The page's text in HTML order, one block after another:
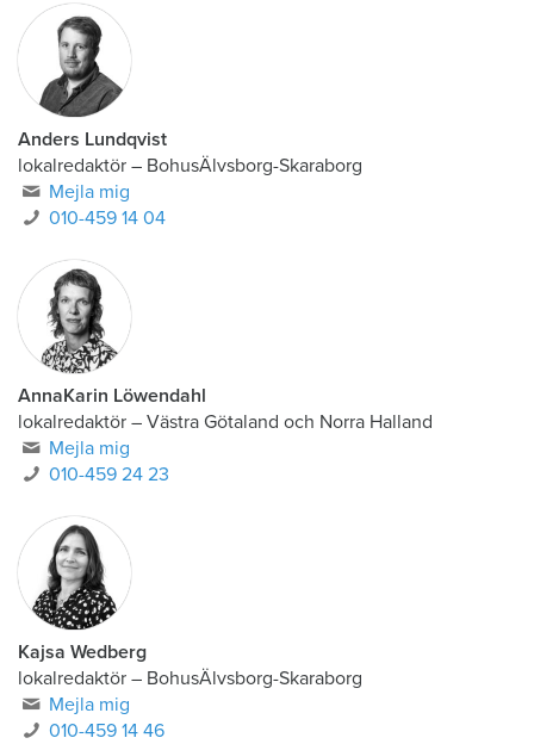
Anders Lundqvist
lokalredaktör – BohusÄlvsborg-Skaraborg
Mejla mig
010-459 14 04
AnnaKarin Löwendahl
lokalredaktör – Västra Götaland och Norra Halland
Mejla mig
010-459 24 23
Kajsa Wedberg
lokalredaktör – BohusÄlvsborg-Skaraborg
Mejla mig
010-459 14 46